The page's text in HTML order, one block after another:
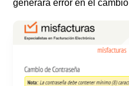
generará error en el cambio